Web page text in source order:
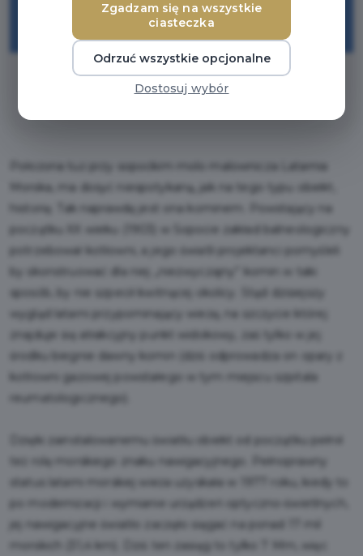
Bezpłatne wejście
* Wymagany Pakiet Poznaj Trójmiasto
Morska, ma dosyć niespotykaną, jak na tego typu obiekt,
historię. Tak naprawdę jest ona kominem. Powstający na
początku XX wieku (1903) w Sopocie zakład balneologiczny
potrzebował kotłowni, a jego światli projektanci pomyśleli
by skonstruować dla niej „niezwyczajny” komin w taki
sposób, by nie szpecił kwitnącej okolicy. Stąd dzisiejszy
wygląd latarni przypominający wieżę, na szczycie której
znajduje się atrakcyjny punkt widokowy, zaś tylko w jej
środku biegnie dawny komin (dziś odprowadza on opary z
kotłowni gazowej powstałego w tym miejscu szpitala
reumatologicznego).
Dzięki zainstalowanemu światłu obiekt od początku pełnił
też rolę morskiego znaku nawigacyjnego. Pełnoprawny
status latarni morskiej wieża uzyskała w 1977 roku, kiedy to
po modernizacji i wymianie urządzeń optyczno-świetlnych,
jej nawigacyjne światło zaczęło sięgać na ponad 17 mil
morskich (31,4 km). Dziś ten zasięg to tylko 7 Mm, więc
Zgadzam się na wszystkie
ciasteczka
Odrzuć wszystkie opcjonalne
Dostosuj wybór